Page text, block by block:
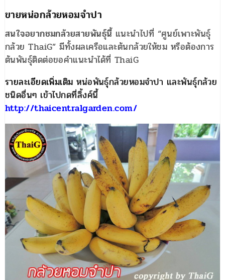
ขายหน่อกล้วยหอมจำปา
สนใจอยากชมกล้วยสายพันธุ์นี้ แนะนำไปที่ “ศูนย์เพาะพันธุ์
กล้วย ThaiG” มีทั้งผลเครือและต้นกล้วยให้ชม หรือต้องการ
ต้นพันธุ์ติดต่อขอคำแนะนำได้ที่ ThaiG
รายละเอียดเพิ่มเติม หน่อพันธุ์กล้วยหอมจำปา และพันธุ์กล้วย
ชนิดอื่นๆ เข้าไปกดที่ลิ้งค์นี้
http://thaicentralgarden.com/